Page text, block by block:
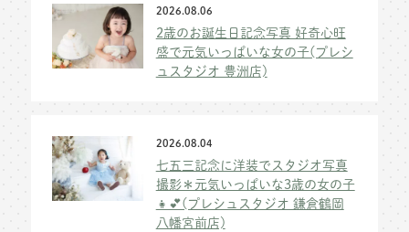
2026.08.06
2歳のお誕生日記念写真 好奇心旺
盛で元気いっぱいな女の子(プレシ
ュスタジオ 豊洲店)
2026.08.04
七五三記念に洋装でスタジオ写真
撮影＊元気いっぱいな3歳の女の子
👧💕(プレシュスタジオ 鎌倉鶴岡
八幡宮前店)